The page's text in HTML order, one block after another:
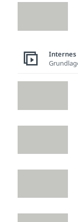
Internes